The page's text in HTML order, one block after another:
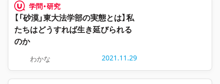
学問・研究
【「砂漠」東大法学部の実態とは】私
たちはどうすれば生き延びられる
のか
わかな 2021.11.29